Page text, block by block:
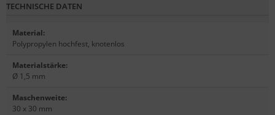
TECHNISCHE DATEN
Material:
Polypropylen hochfest, knotenlos
Materialstärke:
Ø 1,5 mm
Maschenweite:
30 x 30 mm